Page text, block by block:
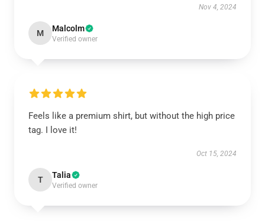
Nov 4, 2024
M Malcolm
Verified owner
Feels like a premium shirt, but without the high price
tag. I love it!
Oct 15, 2024
T Talia
Verified owner